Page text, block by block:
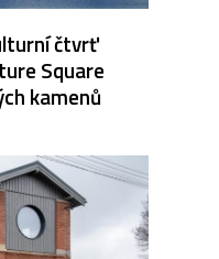
čtvrť
Square
kamenů